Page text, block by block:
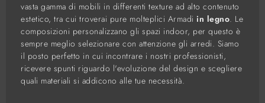
vasta gamma di mobili in differenti texture ad alto contenuto
estetico, tra cui troverai pure molteplici Armadi in legno. Le
composizioni personalizzano gli spazi indoor, per questo è
sempre meglio selezionare con attenzione gli arredi. Siamo
il posto perfetto in cui incontrare i nostri professionisti,
ricevere spunti riguardo l'evoluzione del design e scegliere
quali materiali si addicono alle tue necessità.